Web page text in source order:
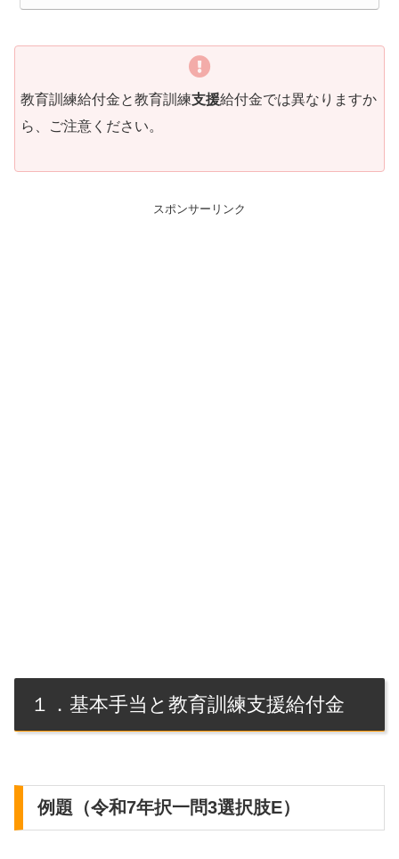
教育訓練給付金と教育訓練支援給付金では異なりますか
ら、ご注意ください。
スポンサーリンク
１．基本手当と教育訓練支援給付金
例題（令和7年択一問3選択肢E）